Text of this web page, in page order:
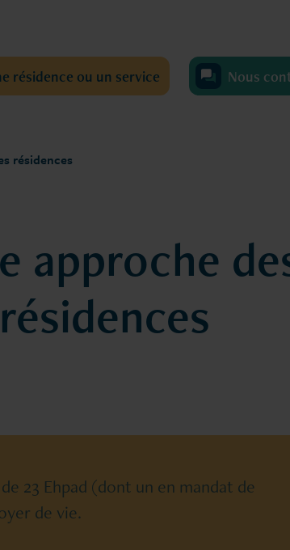
résidence ou un service Nous
résidences
approche
résidences
23 Ehpad (dont un en mandat de
de vie.